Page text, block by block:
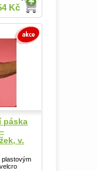
Kč
páska
v.
plastovým